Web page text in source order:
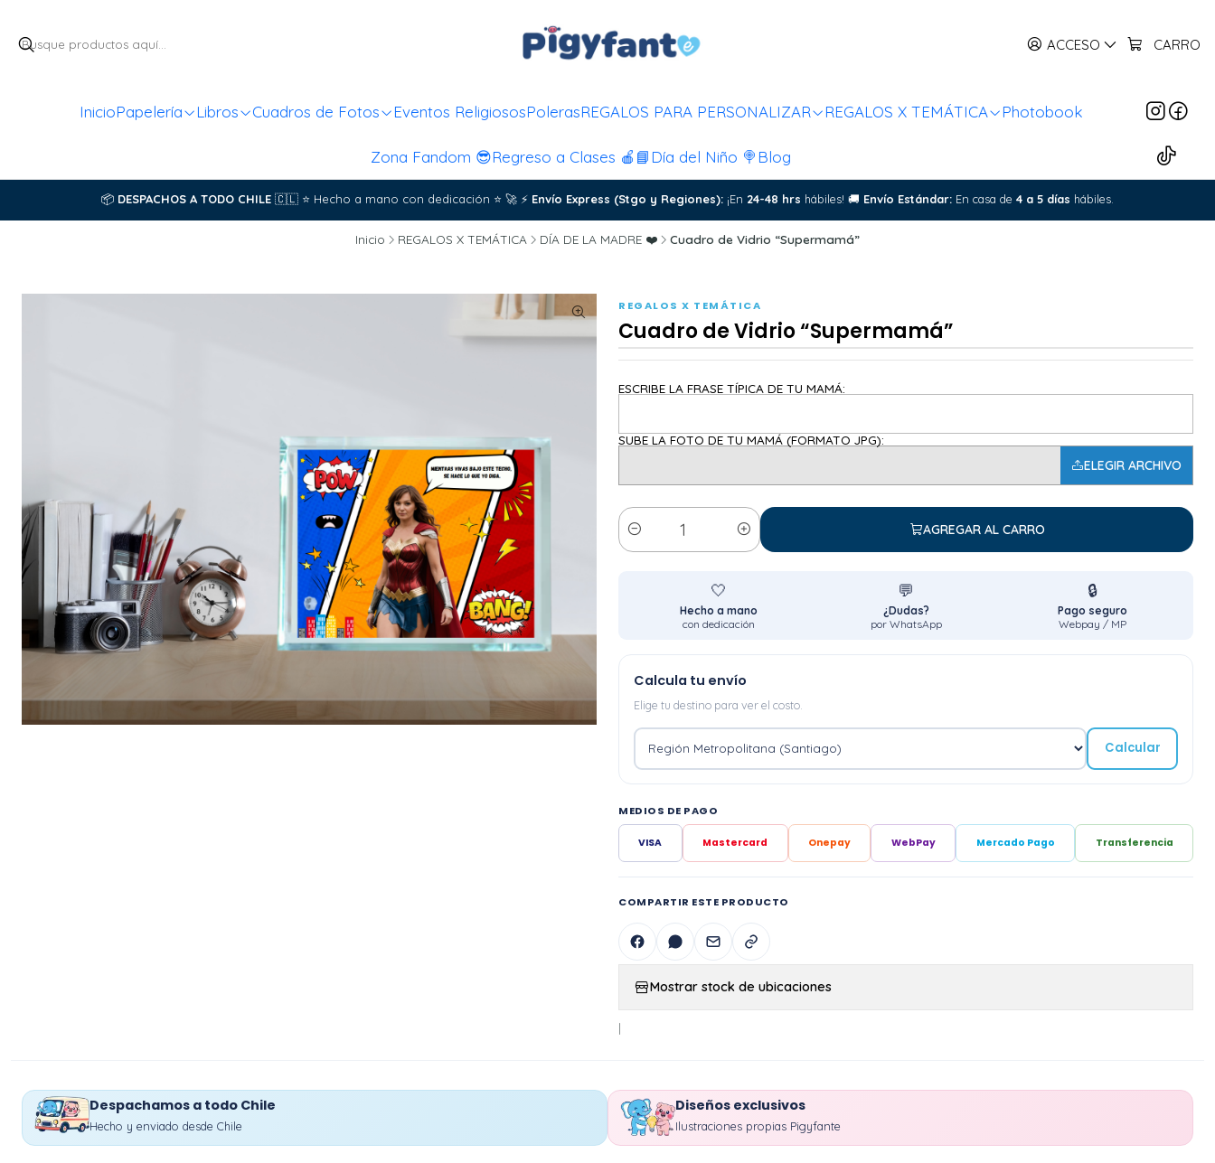
ACCESO CARRO
InicioPapelería Libros Cuadros de Fotos Eventos ReligiososPolerasREGALOS PARA PERSONALIZAR REGALOS X TEMÁTICA Photobook
Zona Fandom 😎Regreso a Clases 🍎📘 Día del Niño 🍭 Blog
📦 DESPACHOS A TODO CHILE 🇨🇱 ⭐ Hecho a mano con dedicación ⭐ 🚀 ⚡ Envío Express (Stgo y Regiones): ¡En 24-48 hrs hábiles! 🚚 Envío Estándar: En casa de 4 a 5 días hábiles.
Inicio REGALOS X TEMÁTICA DÍA DE LA MADRE ❤️ Cuadro de Vidrio “Supermamá”
REGALOS X TEMÁTICA
Cuadro de Vidrio “Supermamá”
ESCRIBE LA FRASE TÍPICA DE TU MAMÁ:
SUBE LA FOTO DE TU MAMÁ (FORMATO JPG):
ELEGIR ARCHIVO
Cantidad
AGREGAR AL CARRO
🤍
Hecho a mano
con dedicación
💬
¿Dudas?
por WhatsApp
🔒
Pago seguro
Webpay / MP
Calcula tu envío
Elige tu destino para ver el costo.
Calcular
MEDIOS DE PAGO
VISA Mastercard Onepay WebPay Mercado Pago Transferencia
COMPARTIR ESTE PRODUCTO
Mostrar stock de ubicaciones
|
Despachamos a todo Chile
Hecho y enviado desde Chile
Diseños exclusivos
Ilustraciones propias Pigyfante